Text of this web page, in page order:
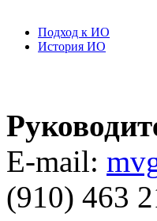
Подход к ИО
История ИО
E-mail:
(910) 463